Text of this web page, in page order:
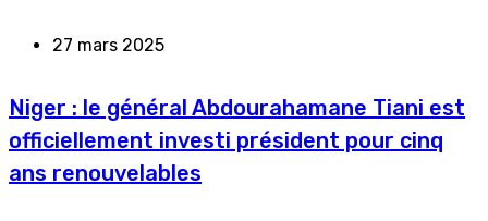
27 mars 2025
Niger : le général Abdourahamane Tiani est
officiellement investi président pour cinq
ans renouvelables